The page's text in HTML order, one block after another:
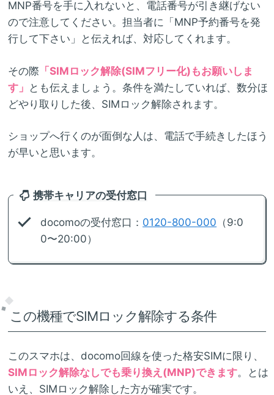
MNP番号を手に入れないと、電話番号が引き継げない
ので注意してください。担当者に「MNP予約番号を発
行して下さい」と伝えれば、対応してくれます。
その際 「SIMロック解除(SIMフリー化)もお願いしま
す」 とも伝えましょう。条件を満たしていれば、数分ほ
どやり取りした後、SIMロック解除されます。
ショップへ行くのが面倒な人は、電話で手続きしたほう
が早いと思います。
携帯キャリアの受付窓口
docomoの受付窓口： 0120-800-000 （9:0
0〜20:00）
この機種でSIMロック解除する条件
このスマホは、docomo回線を使った格安SIMに限り、
SIMロック解除なしでも乗り換え(MNP)できます。とは
いえ、SIMロック解除した方が確実です。